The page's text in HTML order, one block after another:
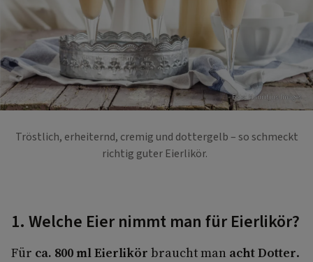
Foto: Mauritius Images
Tröstlich, erheiternd, cremig und dottergelb – so schmeckt
richtig guter Eierlikör.
1. Welche Eier nimmt man für Eierlikör?
Für ca. 800 ml Eierlikör braucht man acht Dotter.